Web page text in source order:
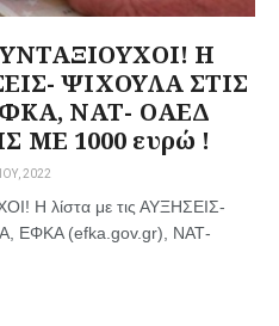
Η
ΨΙΧΟΥΛΑ ΣΤΙΣ
ΝΑΤ- ΟΑΕΔ
ΜΕ 1000 ευρώ !
2022
Η λίστα με τις ΑΥΞΗΣΕΙΣ-
ΕΦΚΑ (efka.gov.gr), ΝΑΤ-